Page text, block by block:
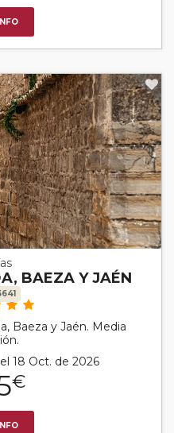
BAEZA Y JAÉN
Baeza y Jaén. Media
18 Oct. de 2026
€